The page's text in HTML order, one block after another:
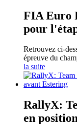
FIA Euro
pour
Retrouvez ci-
épreuve du
la suite
RallyX:
en